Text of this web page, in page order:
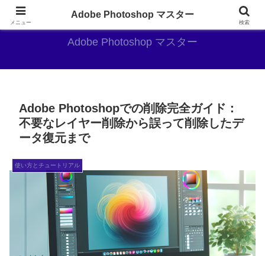
AdobePhotoshopがやっぱり最強
Adobe Photoshop マスター
Adobe Photoshopでの削除完全ガイド：
不要なレイヤー削除から誤って削除したデ
ータ復元まで
使い方とチュートリアル
メニュー
Adobe Photoshop マスター
検索